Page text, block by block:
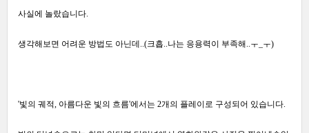
사실에 놀랐습니다.
생각해보면 어려운 방법도 아닌데..(크흡..나는 응용력이 부족해..ㅜ_ㅜ)
'빛의 궤적, 아름다운 빛의 흐름'에서는 2개의 플레이로 구성되어 있습니다.